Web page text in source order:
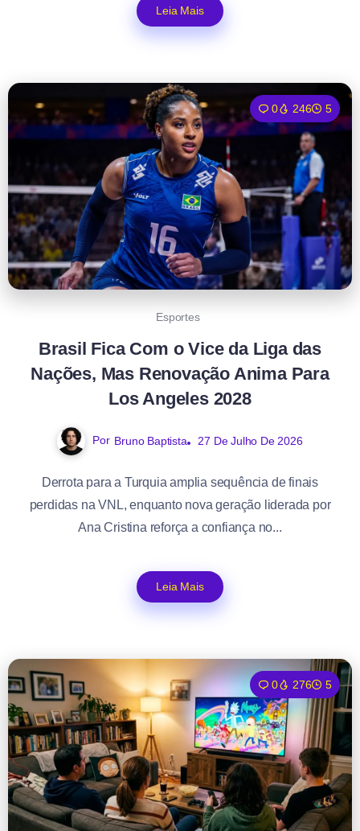
Leia Mais
0 246 5
Esportes
Brasil Fica Com o Vice da Liga das
Nações, Mas Renovação Anima Para
Los Angeles 2028
Por Bruno Baptista 27 De Julho De 2026
Derrota para a Turquia amplia sequência de finais
perdidas na VNL, enquanto nova geração liderada por
Ana Cristina reforça a confiança no...
Leia Mais
0 276 5